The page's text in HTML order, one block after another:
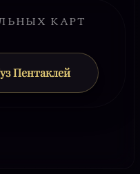
КАРТ
Пентаклей